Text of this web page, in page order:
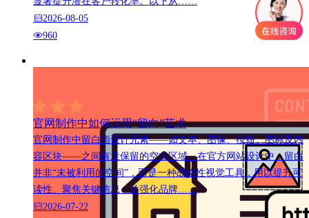
2026-08-05
960
官网制作中如何运用“留白”艺术
官网制作中留白指设计元素——如文本、图像、按钮、图标及内
容区块——之间有意保留的空白区域。在官方网站设计中，留白
并非“未被利用的空间”，而是一种战略性视觉工具，用以提升可
读性、聚焦关键信息，并强化品牌……
2026-07-22